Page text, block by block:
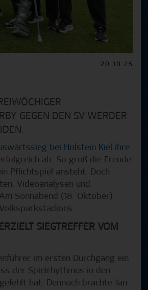
20.10.25
GEGEN DEN SV WERDER
bei Holstein Kiel ihre
ab. So groß die Freude
Pflichtspiel ansteht. Doch
Videoanalysen und
Sonnabend (18. Oktober)
SIEGTREFFER VOM
im ersten Durchgang ein
der Spielrhythmus in den
hat. Dennoch brachte Jan-